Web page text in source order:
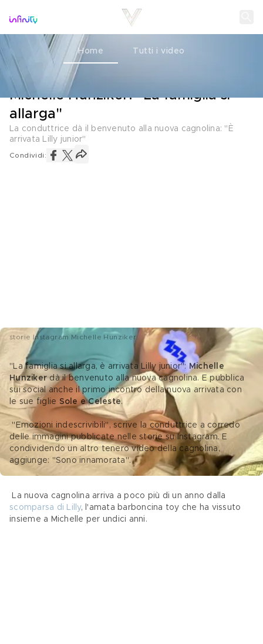
Home Tutti i video
FAMIGLIA
Michelle Hunziker: "La famiglia si
allarga"
La conduttrice dà il benvenuto alla nuova cagnolina: "È
arrivata Lilly junior"
Condividi:
storie Instagram Michelle Hunziker
"La famiglia si allarga, è arrivata Lilly junior": Michelle
Hunziker dà il benvenuto alla nuova cagnolina. E pubblica
sui social anche il primo incontro della nuova arrivata con
le sue figlie Sole e Celeste.
delle immagini pubblicate nelle storie su Instagram. E
condividendo un altro tenero video della cagnolina,
aggiunge: "Sono innamorata".
La nuova cagnolina arriva a poco più di un anno dalla
scomparsa di Lilly, l'amata barboncina toy che ha vissuto
insieme a Michelle per undici anni.